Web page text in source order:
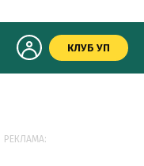
КЛУБ УП
РЕКЛАМА: